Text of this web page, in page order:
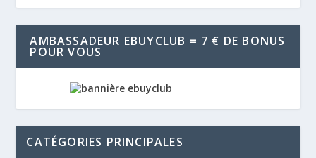
AMBASSADEUR EBUYCLUB = 7 € DE BONUS
POUR VOUS
CATÉGORIES PRINCIPALES